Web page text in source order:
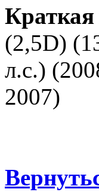
(2,5D)
л.с.)
2007)